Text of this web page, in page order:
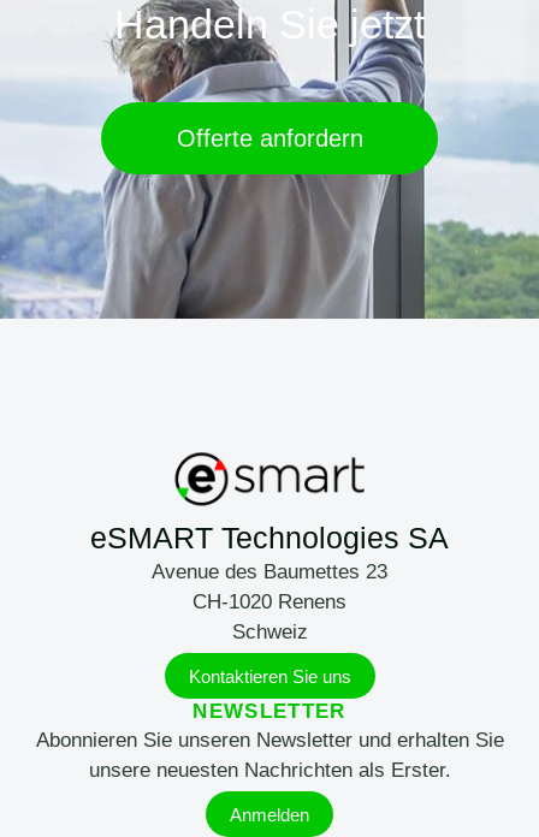
Handeln Sie jetzt
Offerte anfordern
eSMART Technologies SA
Avenue des Baumettes 23
CH-1020 Renens
Schweiz
Kontaktieren Sie uns
NEWSLETTER
Abonnieren Sie unseren Newsletter und erhalten Sie
unsere neuesten Nachrichten als Erster.
Anmelden